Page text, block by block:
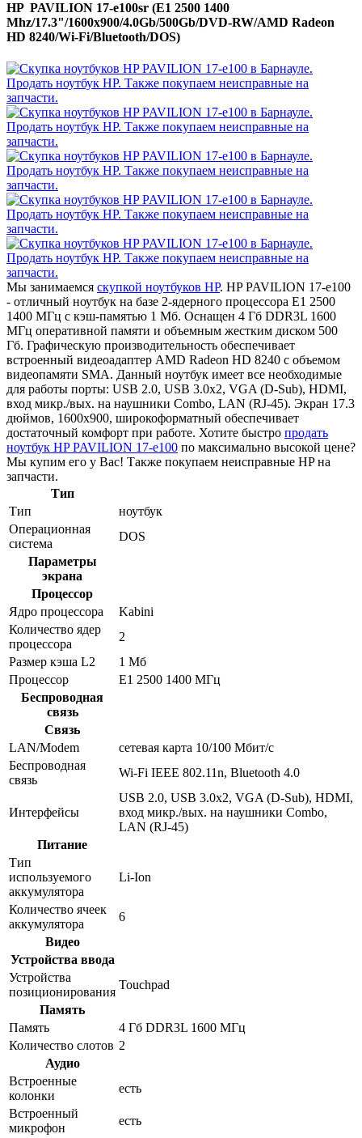
HP PAVILION 17-e100sr (E1 2500 1400
Mhz/17.3"/1600x900/4.0Gb/500Gb/DVD-RW/AMD Radeon
HD 8240/Wi-Fi/Bluetooth/DOS)
Мы занимаемся скупкой ноутбуков HP. HP PAVILION 17-e100
- отличный ноутбук на базе 2-ядерного процессора E1 2500
1400 МГц с кэш-памятью 1 Мб. Оснащен 4 Гб DDR3L 1600
МГц оперативной памяти и объемным жестким диском 500
Гб. Графическую производительность обеспечивает
встроенный видеоадаптер AMD Radeon HD 8240 с объемом
видеопамяти SMA. Данный ноутбук имеет все необходимые
для работы порты: USB 2.0, USB 3.0x2, VGA (D-Sub), HDMI,
вход микр./вых. на наушники Combo, LAN (RJ-45). Экран 17.3
дюймов, 1600x900, широкоформатный обеспечивает
достаточный комфорт при работе. Хотите быстро продать
ноутбук HP PAVILION 17-e100 по максимально высокой цене?
Мы купим его у Вас! Также покупаем неисправные HP на
запчасти.
Тип
Тип
ноутбук
Операционная
система
DOS
Параметры
экрана
Процессор
Ядро процессора
Kabini
Количество ядер
процессора
2
Размер кэша L2
1 Мб
Процессор
E1 2500 1400 МГц
Беспроводная
связь
Связь
LAN/Modem
сетевая карта 10/100 Мбит/c
Беспроводная
связь
Wi-Fi IEEE 802.11n, Bluetooth 4.0
Интерфейсы
USB 2.0, USB 3.0x2, VGA (D-Sub), HDMI,
вход микр./вых. на наушники Combo,
LAN (RJ-45)
Питание
Тип
используемого
аккумулятора
Li-Ion
Количество ячеек
аккумулятора
6
Видео
Устройства ввода
Устройства
позиционирования
Touchpad
Память
Память
4 Гб DDR3L 1600 МГц
Количество слотов 2
Аудио
Встроенные
колонки
есть
Встроенный
микрофон
есть